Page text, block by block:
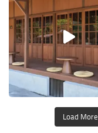
Load More